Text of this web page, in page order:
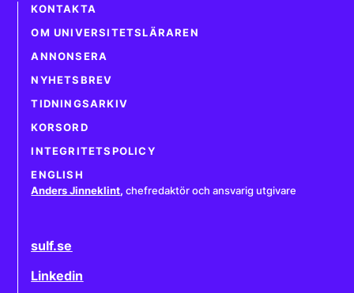
KONTAKTA
OM UNIVERSITETSLÄRAREN
ANNONSERA
NYHETSBREV
TIDNINGSARKIV
KORSORD
INTEGRITETSPOLICY
ENGLISH
Anders Jinneklint, chefredaktör och ansvarig utgivare
sulf.se
Linkedin